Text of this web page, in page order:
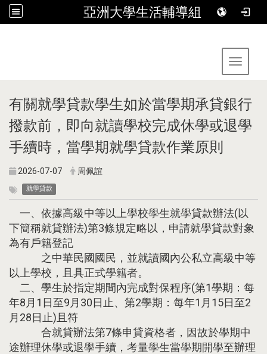
亞洲大學生活輔導組
Toggle
有關就學貸款學生如於當學期承貸銀行
撥款前，即向就讀學校完成休學或退學
手續時，當學期就學貸款作業原則
2026-07-07 周佩誼
就學貸款
一、依據高級中等以上學校學生就學貸款辦法(以
下簡稱就貸辦法)第3條規定略以，申請就學貸款對象
為有戶籍登記
之中華民國國民，並就讀國內公私立高級中等
以上學校，且具正式學籍者。
二、學生於指定期間內完成對保程序(第1學期：每
年8月1日至9月30日止、第2學期：每年1月15日至2
月28日止)且符
合就貸辦法第7條申貸資格者，因故於學期中
途辦理休學或退學手續，考量學生當學期開學至辦理